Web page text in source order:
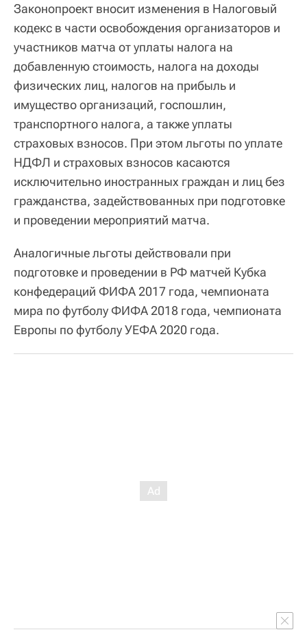
Законопроект вносит изменения в Налоговый
кодекс в части освобождения организаторов и
участников матча от уплаты налога на
добавленную стоимость, налога на доходы
физических лиц, налогов на прибыль и
имущество организаций, госпошлин,
транспортного налога, а также уплаты
страховых взносов. При этом льготы по уплате
НДФЛ и страховых взносов касаются
исключительно иностранных граждан и лиц без
гражданства, задействованных при подготовке
и проведении мероприятий матча.
Аналогичные льготы действовали при
подготовке и проведении в РФ матчей Кубка
конфедераций ФИФА 2017 года, чемпионата
мира по футболу ФИФА 2018 года, чемпионата
Европы по футболу УЕФА 2020 года.